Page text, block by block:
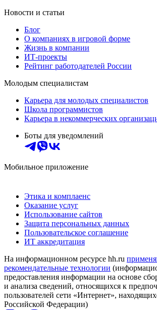
Новости и статьи
Блог
О компаниях в игровой форме
Жизнь в компании
ИТ-проекты
Рейтинг работодателей России
Молодым специалистам
Карьера для молодых специалистов
Школа программистов
Карьера в некоммерческих
Боты для уведомлений
Мобильное приложение
Этика и комплаенс
Оказание услуг
Использование сайтов
Защита персональных данных
Пользовательское соглашение
ИТ аккредитация
На информационном ресурсе hh.ru
рекомендательные технологии
предоставления информации на основе
и анализа сведений, относящихся к
пользователей сети «Интернет»,
Российской Федерации)